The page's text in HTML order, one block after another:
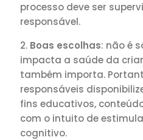
processo deve ser
responsável.
Boas escolhas: não é
impacta a saúde da
também importa.
responsáveis
fins educativos,
com o intuito de
cognitivo.